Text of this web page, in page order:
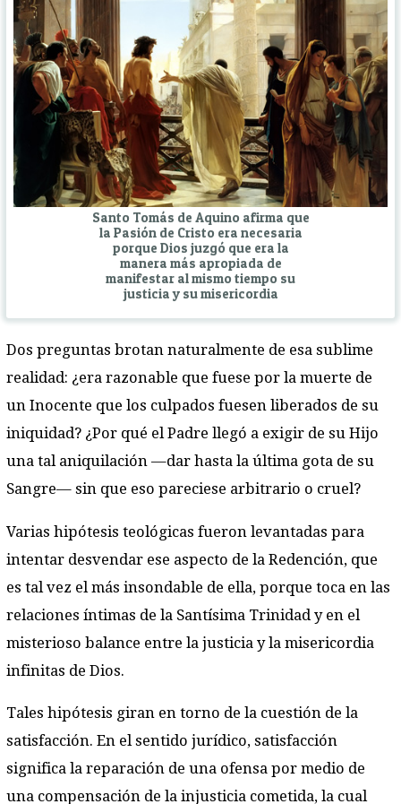
Santo Tomás de Aquino afirma que
la Pasión de Cristo era necesaria
porque Dios juzgó que era la
manera más apropiada de
manifestar al mismo tiempo su
justicia y su misericordia
Dos preguntas brotan naturalmente de esa sublime
realidad: ¿era razonable que fuese por la muerte de
un Inocente que los culpados fuesen liberados de su
iniquidad? ¿Por qué el Padre llegó a exigir de su Hijo
una tal aniquilación —dar hasta la última gota de su
Sangre— sin que eso pareciese arbitrario o cruel?
Varias hipótesis teológicas fueron levantadas para
intentar desvendar ese aspecto de la Redención, que
es tal vez el más insondable de ella, porque toca en las
relaciones íntimas de la Santísima Trinidad y en el
misterioso balance entre la justicia y la misericordia
infinitas de Dios.
Tales hipótesis giran en torno de la cuestión de la
satisfacción. En el sentido jurídico, satisfacción
significa la reparación de una ofensa por medio de
una compensación de la injusticia cometida, la cual